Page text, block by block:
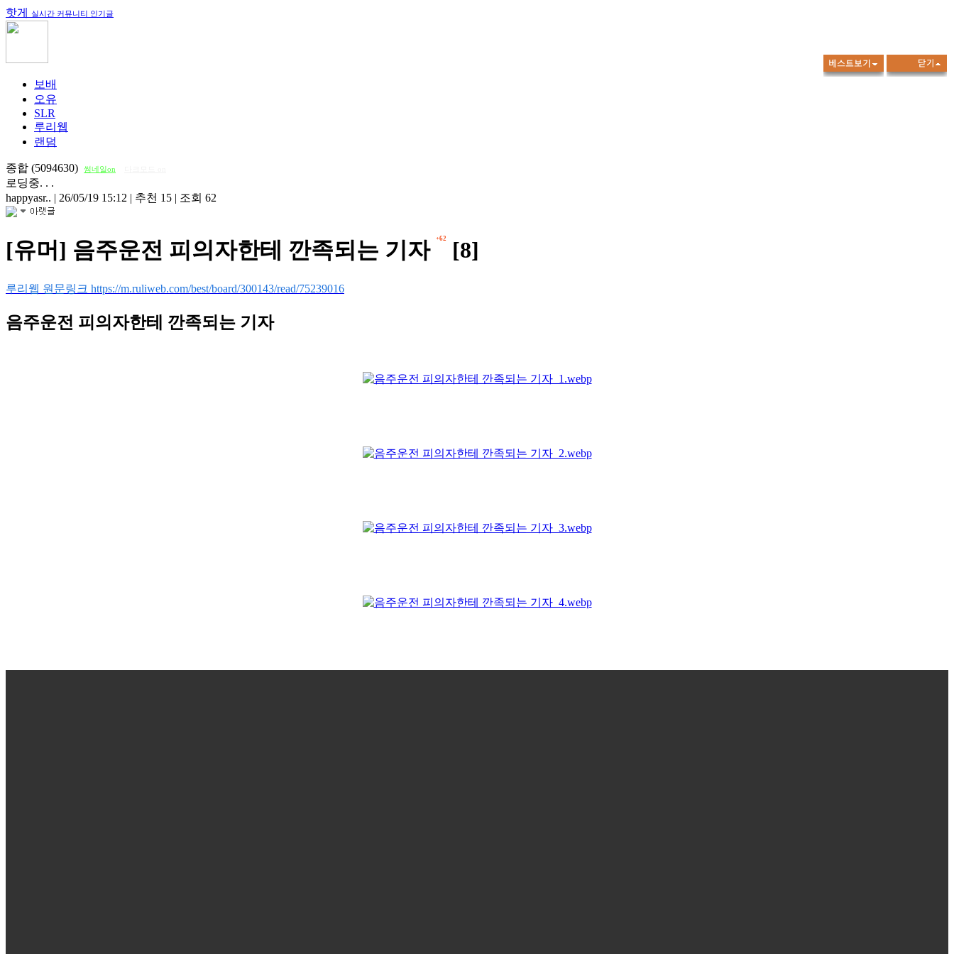
핫게 실시간 커뮤니티 인기글
보배
오유
SLR
루리웹
랜덤
종합 (5094630) 썸네일on
로딩중. . .
happyasr.. | 26/05/19 15:12 | 추천 15 | 조회 62
[유머] 음주운전 피의자한테 깐족되는 기자 +62 [8]
루리웹 원문링크 https://m.ruliweb.com/best/board/300143/read/75239016
음주운전 피의자한테 깐족되는 기자